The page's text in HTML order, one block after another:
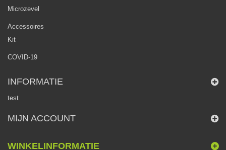
Microzevel
Accessoires
Kit
COVID-19
INFORMATIE
test
MIJN ACCOUNT
WINKELINFORMATIE